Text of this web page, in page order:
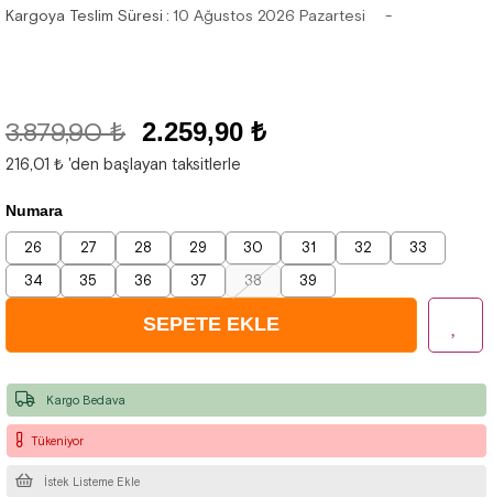
Kargoya Teslim Süresi : 10 Ağustos 2026 Pazartesi
3.879,90 ₺ 2.259,90 ₺
216,01 ₺ 'den başlayan taksitlerle
Numara
26 27 28 29 30 31 32
33
34
35 36 37 38 39
Tükeniyor
İstek Listeme Ekle
Kargo Bedava